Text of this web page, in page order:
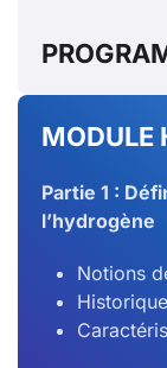
MODULE
Partie 1 :
l’hydrogène
Notions